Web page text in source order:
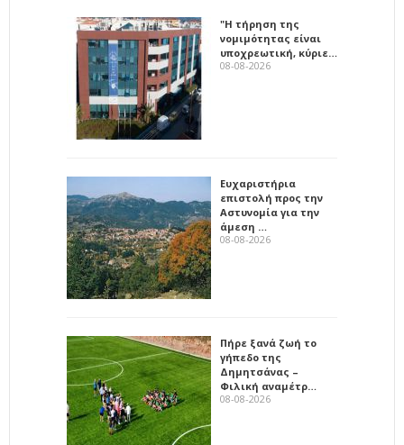
"Η τήρηση της
νομιμότητας είναι
υποχρεωτική, κύριε…
08-08-2026
Ευχαριστήρια
επιστολή προς την
Αστυνομία για την
άμεση …
08-08-2026
Πήρε ξανά ζωή το
γήπεδο της
Δημητσάνας –
Φιλική αναμέτρ…
08-08-2026